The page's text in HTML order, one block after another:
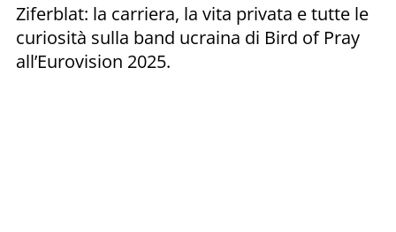
Ziferblat: la carriera, la vita privata e tutte le
curiosità sulla band ucraina di Bird of Pray
all’Eurovision 2025.